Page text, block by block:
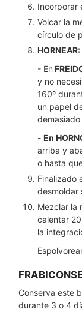
Incorporar
Volcar la
círculo de
HORNEAR:
- En
y no
160º
un papel
- En
arriba y
o hasta
Finalizado
desmoldar
Mezclar la
calentar
la
Conserva este
durante 3 o 4